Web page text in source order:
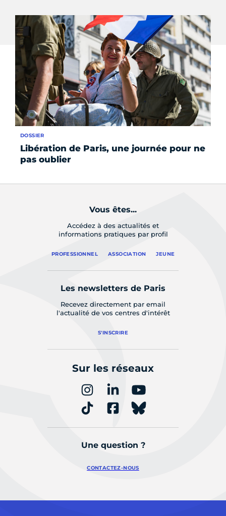
Libération de Paris, une journée pour ne
pas oublier
DOSSIER
Vous êtes...
Accédez à des actualités et
informations pratiques par profil
PROFESSIONNEL ASSOCIATION JEUNE
Les newsletters de Paris
Recevez directement par email
l'actualité de vos centres d'intérêt
S'INSCRIRE
Sur les réseaux
Une question ?
CONTACTEZ-NOUS